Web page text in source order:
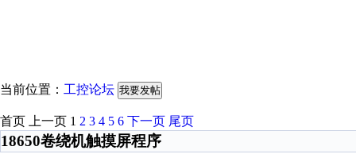
当前位置： 工控论坛 我要发帖
首页 上一页 1 2 3 4 5 6 下一页 尾页
18650卷绕机触摸屏程序